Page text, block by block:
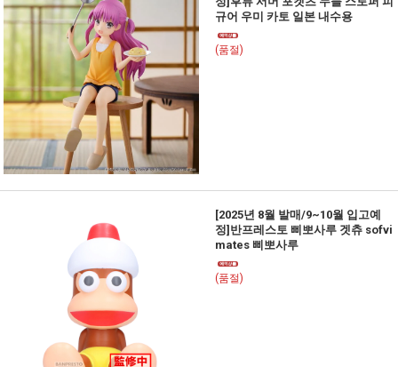
규어 우미 카토 일본 내수용
(품절)
[2025년 8월 발매/9~10월 입고예
정]반프레스토 삐뽀사루 겟츄 sofvi
mates 삐뽀사루
(품절)